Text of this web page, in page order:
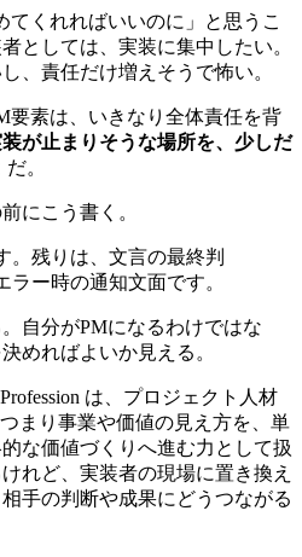
てくれればいいのに」と思うこ
としては、実装に集中したい。
、責任だけ増えそうで怖い。
要素は、いきなり全体責任を背
が止まりそうな場所を、少しだ
だ。
にこう書く。
。残りは、文言の最終判
ラー時の通知文面です。
自分がPMになるわけではな
めればよいか見える。
は、プロジェクト人材
つまり事業や価値の見え方を、単
な価値づくりへ進む力として扱
れど、実装者の現場に置き換え
手の判断や成果にどうつながる